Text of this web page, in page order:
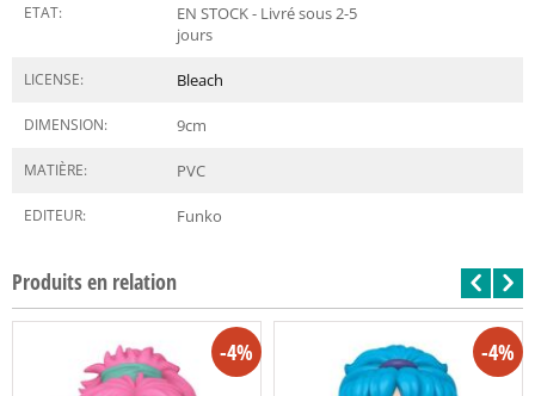
ETAT:
EN STOCK - Livré sous 2-5
jours
LICENSE: Bleach
DIMENSION: 9cm
MATIÈRE: PVC
EDITEUR: Funko
Produits en relation
-4% -4%